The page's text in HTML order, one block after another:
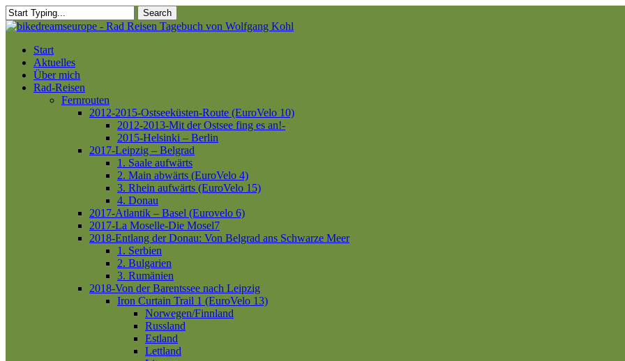
Skip
to
content
Search
Close
Menu
Start
Aktuelles
Über mich
Rad-Reisen
Fernrouten
2012-2015-Ostseeküsten-Route (EuroVelo 10)
2012-2013-Mit der Ostsee fing es an!-
2015-Helsinki – Berlin
2017-Leipzig – Belgrad
1. Saale aufwärts
2. Main abwärts (EuroVelo 4)
3. Rhein aufwärts (EuroVelo 15)
4. Donau
2017-Atlantik – Basel (Eurovelo 6)
2017-La Moselle-Die Mosel7
2018-Entlang der Donau: Von Belgrad ans Schwarze Meer
1. Serbien
2. Bulgarien
3. Rumänien
2018-Von der Barentssee nach Leipzig
Iron Curtain Trail 1 (EuroVelo 13)
Norwegen/Finnland
Russland
Estland
Lettland